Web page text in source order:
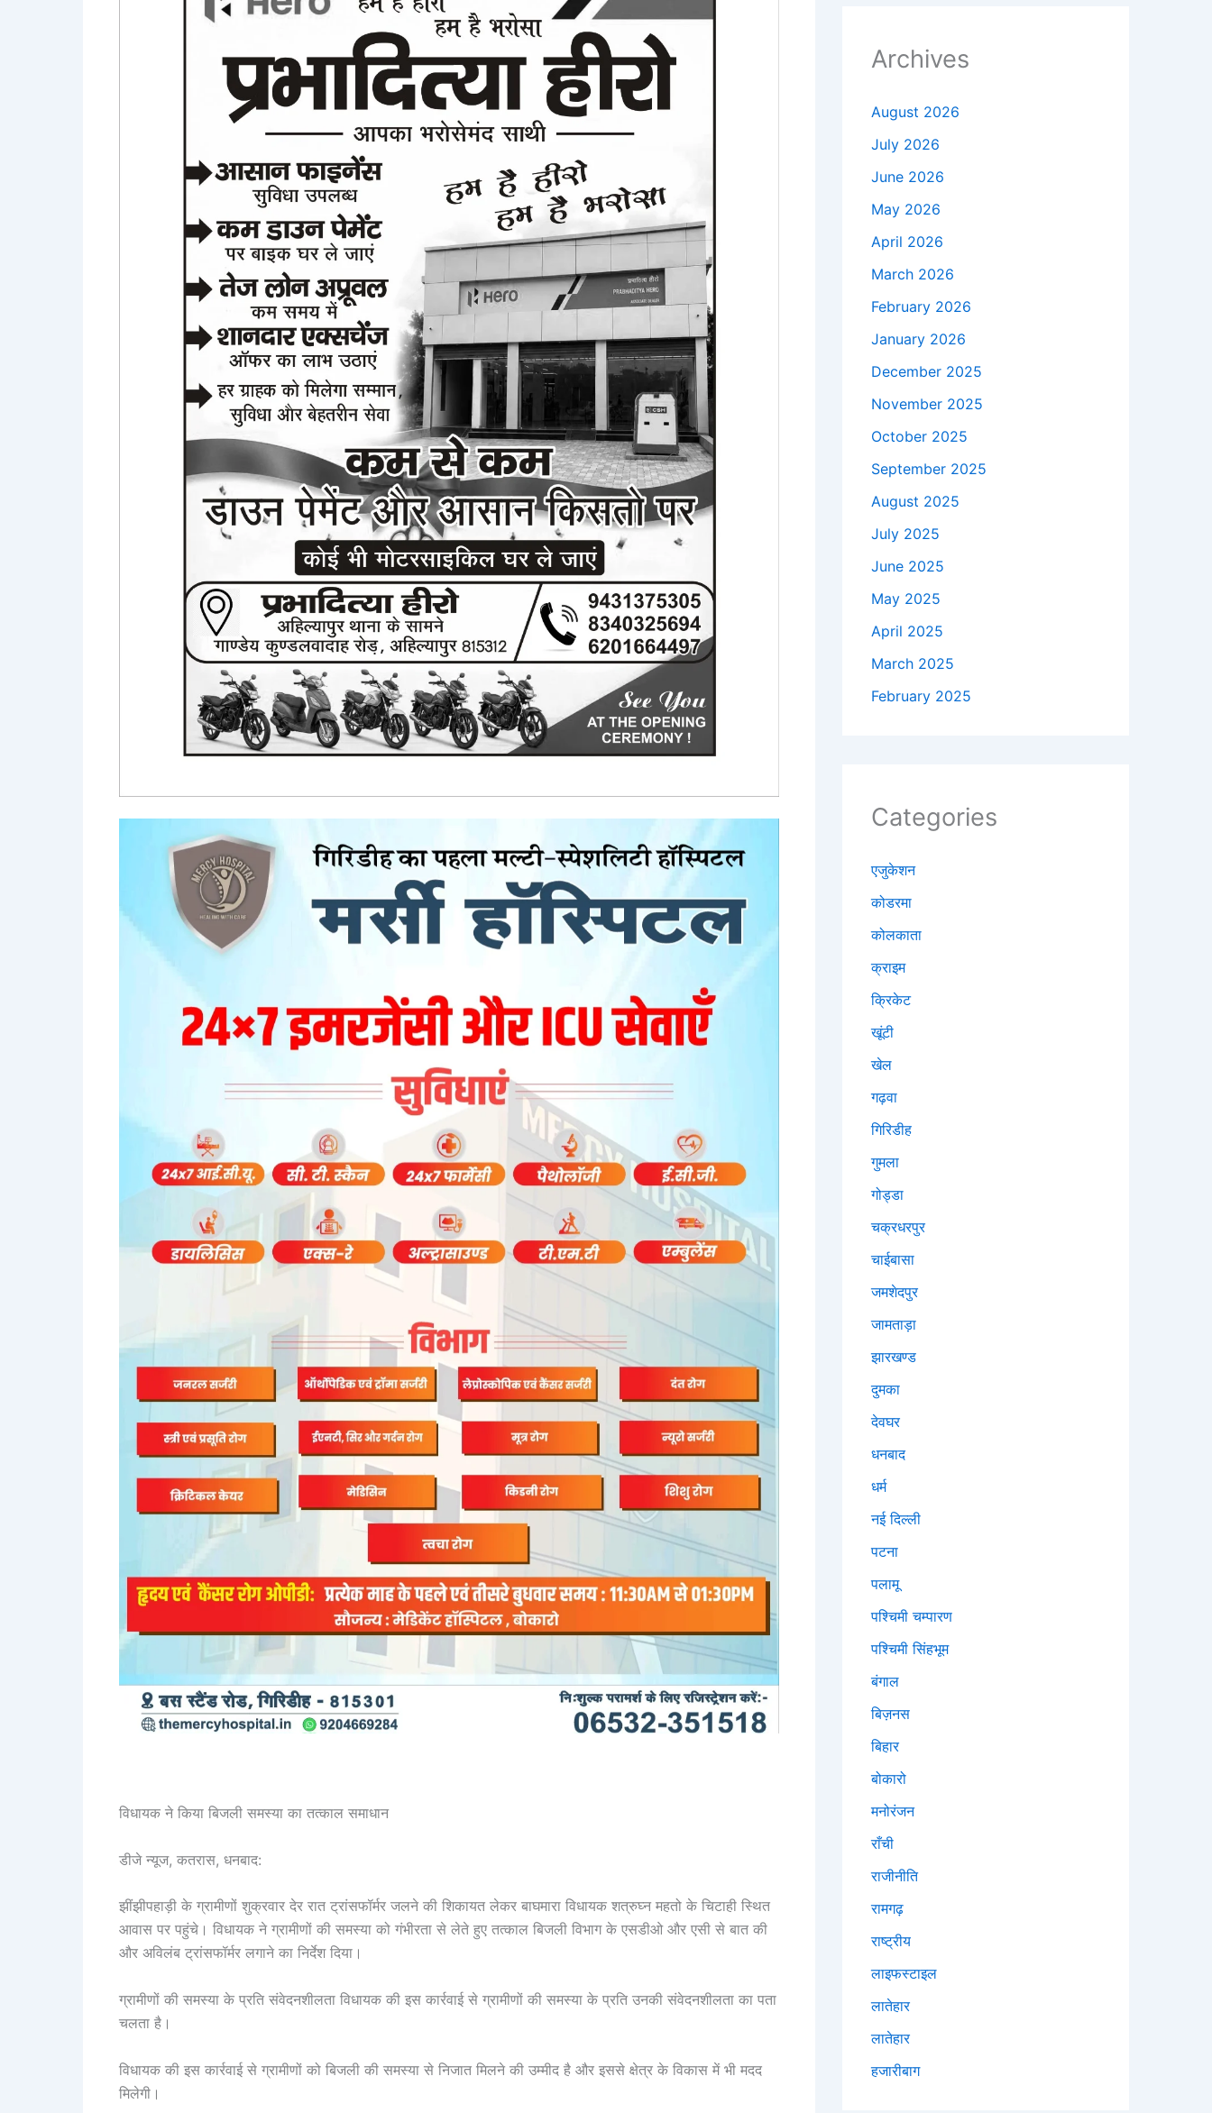
विधायक ने किया बिजली समस्या का तत्काल समाधान
डीजे न्यूज, कतरास, धनबाद:
झींझीपहाड़ी के ग्रामीणों शुक्रवार देर रात ट्रांसफॉर्मर जलने की शिकायत लेकर बाघमारा विधायक शत्रुघ्न महतो के चिटाही स्थित
आवास पर पहुंचे। विधायक ने ग्रामीणों की समस्या को गंभीरता से लेते हुए तत्काल बिजली विभाग के एसडीओ और एसी से बात की
और अविलंब ट्रांसफॉर्मर लगाने का निर्देश दिया।
ग्रामीणों की समस्या के प्रति संवेदनशीलता विधायक की इस कार्रवाई से ग्रामीणों की समस्या के प्रति उनकी संवेदनशीलता का पता
चलता है।
विधायक की इस कार्रवाई से ग्रामीणों को बिजली की समस्या से निजात मिलने की उम्मीद है और इससे क्षेत्र के विकास में भी मदद
मिलेगी।
Archives
August 2026
July 2026
June 2026
May 2026
April 2026
March 2026
February 2026
January 2026
December 2025
November 2025
October 2025
September 2025
August 2025
July 2025
June 2025
May 2025
April 2025
March 2025
February 2025
Categories
एजुकेशन
कोडरमा
कोलकाता
क्राइम
क्रिकेट
खूंटी
खेल
गढ़वा
गिरिडीह
गुमला
गोड्डा
चक्रधरपुर
चाईबासा
जमशेदपुर
जामताड़ा
झारखण्ड
दुमका
देवघर
धनबाद
धर्म
नई दिल्ली
पटना
पलामू
पश्चिमी चम्पारण
पश्चिमी सिंहभूम
बंगाल
बिज़नस
बिहार
बोकारो
मनोरंजन
राँची
राजीनीति
रामगढ़
राष्ट्रीय
लाइफस्टाइल
लातेहार
लातेहार
हजारीबाग